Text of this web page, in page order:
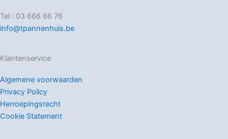
Tel : 03 666 66 76
info@tpannenhuis.be
Klantenservice
Algemene voorwaarden
Privacy Policy
Herroepingsrecht
Cookie Statement